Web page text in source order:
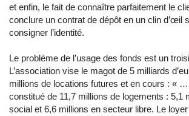
et enfin, le fait de connaître parfaitement le
conclure un contrat de dépôt en un clin d’œil
consigner l’identité.
Le problème de l’usage des fonds est un
L’association vise le magot de 5 milliards
millions de locations futures et en cours : «
constitué de 11,7 millions de logements : 5,1
social et 6,6 millions en secteur libre. Le